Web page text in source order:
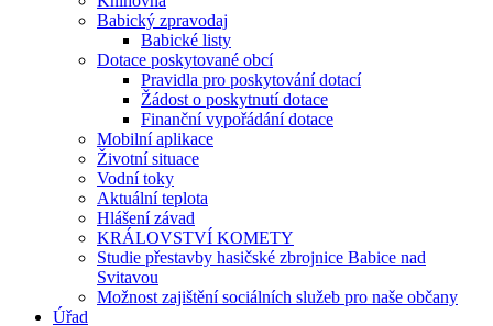
Babický zpravodaj
Babické listy
Dotace poskytované obcí
Pravidla pro poskytování dotací
Žádost o poskytnutí dotace
Finanční vypořádání dotace
Mobilní aplikace
Životní situace
Vodní toky
Aktuální teplota
Hlášení závad
KRÁLOVSTVÍ KOMETY
Studie přestavby hasičské zbrojnice Babice nad
Svitavou
Možnost zajištění sociálních služeb pro naše občany
Úřad